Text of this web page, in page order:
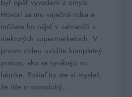
byť opäť vyvedení z omylu.
Hovorí sa mu vaječná rolka a
môžete ho nájsť v zahraničí v
niektorých supermarketoch. V
prvom videu uvidíte kompletný
postup, ako sa vyrábajú vo
fabrike. Pokiaľ by ste si mysleli,
že ide o novodobý…